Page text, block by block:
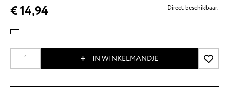
€ 14,94 Direct beschikbaar.
IN WINKELMANDJE